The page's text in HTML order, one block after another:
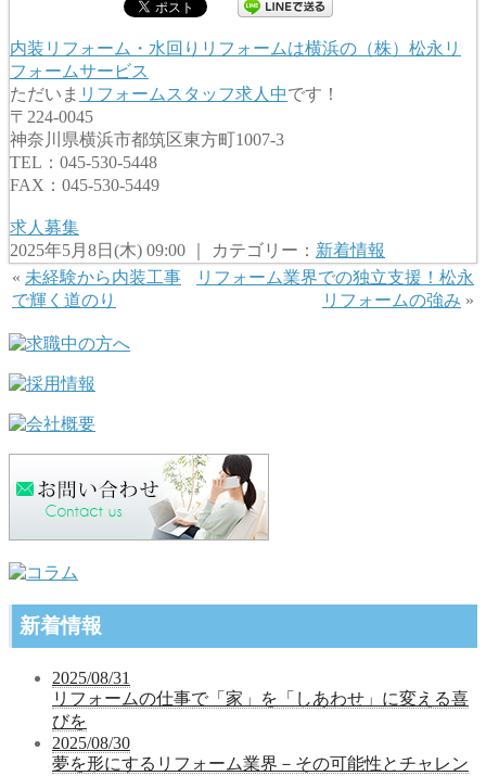
内装リフォーム・水回りリフォームは横浜の（株）松永リ
フォームサービス
ただいま リフォームスタッフ求人中です！
〒224-0045
神奈川県横浜市都筑区東方町1007-3
TEL：045-530-5448
FAX：045-530-5449
求人募集
2025年5月8日(木) 09:00 ｜ カテゴリー： 新着情報
« 未経験から内装工事
で輝く道のり
リフォーム業界での独立支援！松永
リフォームの強み »
新着情報
2025/08/31
リフォームの仕事で「家」を「しあわせ」に変える喜
びを
2025/08/30
夢を形にするリフォーム業界－その可能性とチャレン